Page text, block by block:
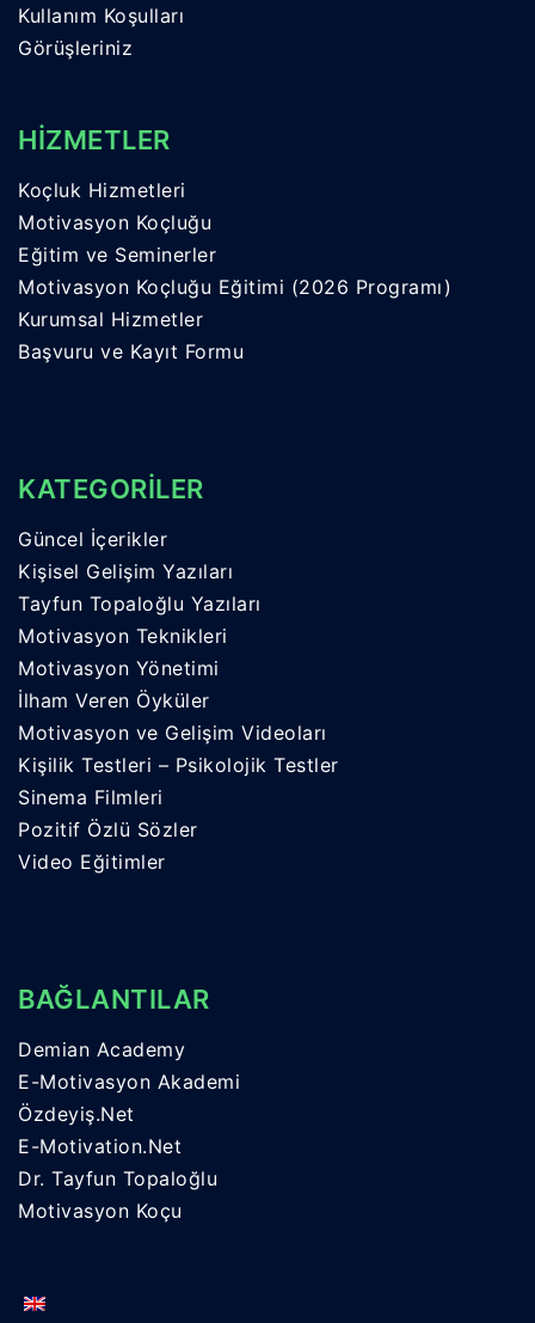
Kullanım Koşulları
Görüşleriniz
HİZMETLER
Koçluk Hizmetleri
Motivasyon Koçluğu
Eğitim ve Seminerler
Motivasyon Koçluğu Eğitimi (2026 Programı)
Kurumsal Hizmetler
Başvuru ve Kayıt Formu
KATEGORİLER
Güncel İçerikler
Kişisel Gelişim Yazıları
Tayfun Topaloğlu Yazıları
Motivasyon Teknikleri
Motivasyon Yönetimi
İlham Veren Öyküler
Motivasyon ve Gelişim Videoları
Kişilik Testleri – Psikolojik Testler
Sinema Filmleri
Pozitif Özlü Sözler
Video Eğitimler
BAĞLANTILAR
Demian Academy
E-Motivasyon Akademi
Özdeyiş.Net
E-Motivation.Net
Dr. Tayfun Topaloğlu
Motivasyon Koçu